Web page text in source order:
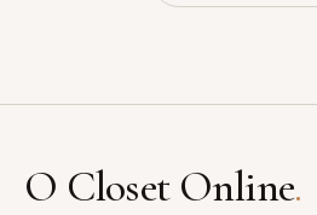
O Closet Online.